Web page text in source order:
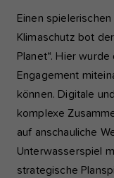
Einen
Klimaschutz bot
Planet“. Hier
Engagement
können. Digitale
komplexe
auf anschauliche
Unterwasserspiel
strategische